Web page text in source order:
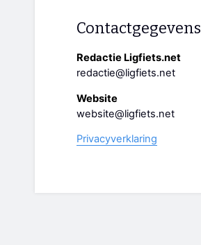
Contactgegevens
Redactie Ligfiets.net
redactie@ligfiets.net
Website
website@ligfiets.net
Privacyverklaring